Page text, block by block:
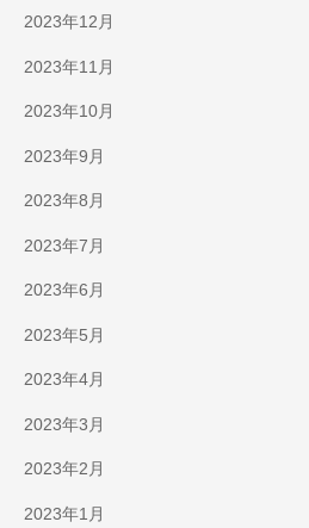
2023年12月
2023年11月
2023年10月
2023年9月
2023年8月
2023年7月
2023年6月
2023年5月
2023年4月
2023年3月
2023年2月
2023年1月